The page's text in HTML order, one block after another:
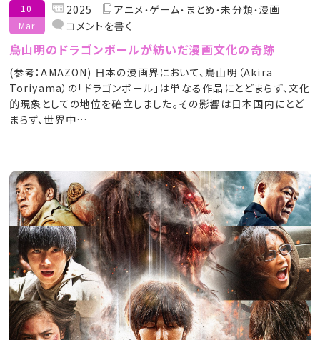
10
Mar
2025 アニメ ゲーム まとめ 未分類 漫画
コメントを書く
鳥山明のドラゴンボールが紡いだ漫画文化の奇跡
(参考：AMAZON) 日本の漫画界において、鳥山明（Akira
Toriyama）の「ドラゴンボール」は単なる作品にとどまらず、文化
的現象としての地位を確立しました。その影響は日本国内にとど
まらず、世界中…